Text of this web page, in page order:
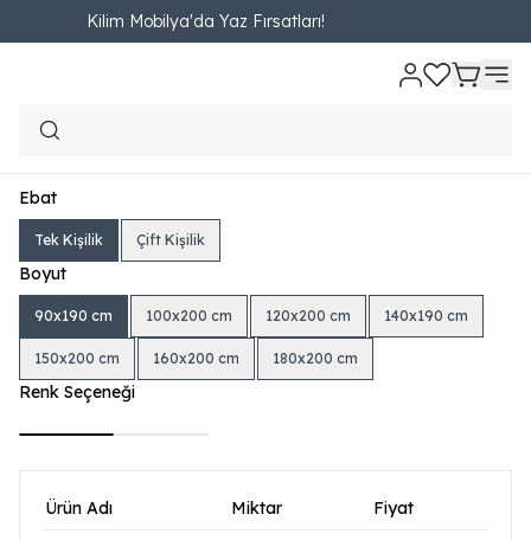
Kilim Mobilya'da Yaz Fırsatları!
Ana Sayfa YATAK VE BAZALAR Baza - Başlık Set
₺ 15,180.00
Ebat
Tek Kişilik Çift Kişilik
Boyut
90x190 cm 100x200 cm 120x200 cm 140x190 cm
150x200 cm 160x200 cm 180x200 cm
Renk Seçeneği
Ürün Adı Miktar Fiyat